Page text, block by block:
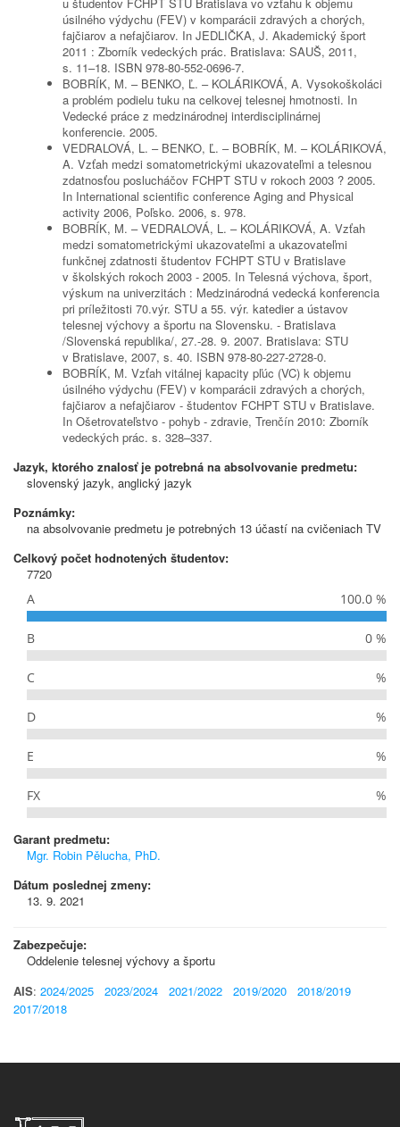
úsilného výdychu (FEV) v komparácii zdravých a chorých,
fajčiarov a nefajčiarov. In JEDLIČKA, J. Akademický šport
2011 : Zborník vedeckých prác. Bratislava: SAUŠ, 2011,
s. 11–18. ISBN 978-80-552-0696-7.
BOBRÍK, M. – BENKO, Ľ. – KOLÁRIKOVÁ, A. Vysokoškoláci
a problém podielu tuku na celkovej telesnej hmotnosti. In
Vedecké práce z medzinárodnej interdisciplinárnej
konferencie. 2005.
VEDRALOVÁ, L. – BENKO, Ľ. – BOBRÍK, M. – KOLÁRIKOVÁ,
A. Vzťah medzi somatometrickými ukazovateľmi a telesnou
zdatnosťou poslucháčov FCHPT STU v rokoch 2003 ? 2005.
In International scientific conference Aging and Physical
activity 2006, Poľsko. 2006, s. 978.
BOBRÍK, M. – VEDRALOVÁ, L. – KOLÁRIKOVÁ, A. Vzťah
medzi somatometrickými ukazovateľmi a ukazovateľmi
funkčnej zdatnosti študentov FCHPT STU v Bratislave
v školských rokoch 2003 - 2005. In Telesná výchova, šport,
výskum na univerzitách : Medzinárodná vedecká konferencia
pri príležitosti 70.výr. STU a 55. výr. katedier a ústavov
telesnej výchovy a športu na Slovensku. - Bratislava
/Slovenská republika/, 27.-28. 9. 2007. Bratislava: STU
v Bratislave, 2007, s. 40. ISBN 978-80-227-2728-0.
BOBRÍK, M. Vzťah vitálnej kapacity pľúc (VC) k objemu
úsilného výdychu (FEV) v komparácii zdravých a chorých,
fajčiarov a nefajčiarov - študentov FCHPT STU v Bratislave.
In Ošetrovateľstvo - pohyb - zdravie, Trenčín 2010: Zborník
vedeckých prác. s. 328–337.
Jazyk, ktorého znalosť je potrebná na absolvovanie predmetu:
slovenský jazyk, anglický jazyk
Poznámky:
na absolvovanie predmetu je potrebných 13 účastí na cvičeniach TV
Celkový počet hodnotených študentov:
7720
A
100.0 %
B 0 %
C %
D %
E %
FX %
Garant predmetu:
Mgr. Robin Pělucha, PhD.
Dátum poslednej zmeny:
13. 9. 2021
Zabezpečuje:
Oddelenie telesnej výchovy a športu
AIS: 2024/2025 2023/2024 2021/2022 2019/2020
2018/2019
2017/2018